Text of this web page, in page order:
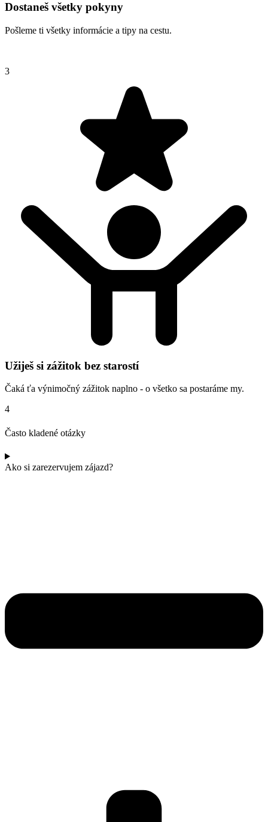
Dostaneš všetky pokyny
Pošleme ti všetky informácie a tipy na cestu.
3
Užiješ si zážitok bez starostí
Čaká ťa výnimočný zážitok naplno - o všetko sa postaráme my.
4
Často kladené otázky
Ako si zarezervujem zájazd?